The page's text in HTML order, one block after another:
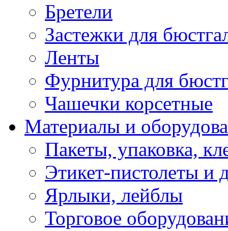
Бретели
Застежки для
Ленты
Фурнитура для
Чашечки корсетные
Материалы и
Пакеты, упаковка,
Этикет-пистолеты и
Ярлыки, лейблы
Торговое